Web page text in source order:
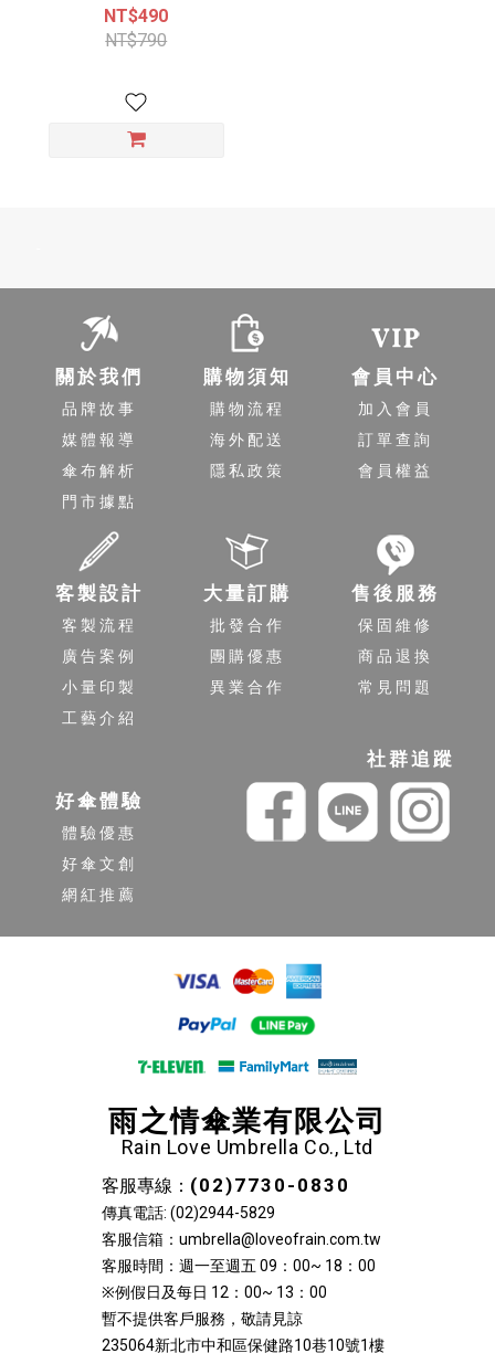
星生物 (工作篇)
NT$490
NT$790
關於我們
品牌故事
媒體報導
傘布解析
門市據點
購物須知
購物流程
海外配送
隱私政策
會員中心
加入會員
訂單查詢
會員權益
客製設計
客製流程
廣告案例
小量印製
工藝介紹
大量訂購
批發合作
團購優惠
異業合作
售後服務
保固維修
商品退換
常見問題
好傘體驗
體驗優惠
好傘文創
網紅推薦
社群追蹤
雨之情傘業有限公司
Rain Love Umbrella Co., Ltd
客服專線： (02)7730-0830
傳真電話: (02)2944-5829
客服信箱：umbrella@loveofrain.com.tw
客服時間：週一至週五 09：00~ 18：00
※例假日及每日 12：00~ 13：00
暫不提供客戶服務，敬請見諒
235064新北市中和區保健路10巷10號1樓